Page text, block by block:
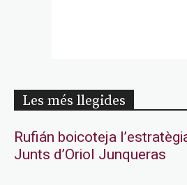
Les més llegides
Rufián boicoteja
Junts d’Oriol Junqueras